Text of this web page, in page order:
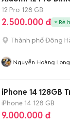
12 Pro 128 GB
2.500.000 đ Rẻ
Thành phố Đông
Nguyễn Hoàng Long
iPhone 14 128GB
iPhone 14 128 GB
9.000.000 đ